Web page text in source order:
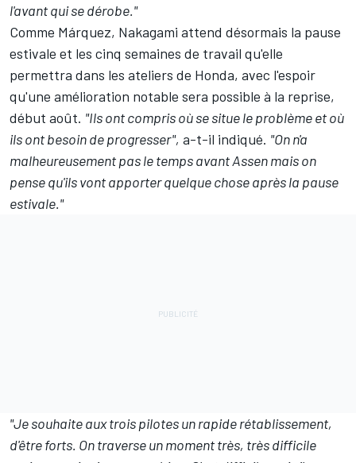
l'avant qui se dérobe."
Comme Márquez, Nakagami attend désormais la pause
estivale et les cinq semaines de travail qu'elle
permettra dans les ateliers de Honda, avec l'espoir
qu'une amélioration notable sera possible à la reprise,
début août. "Ils ont compris où se situe le problème et où
ils ont besoin de progresser", a-t-il indiqué. "On n'a
malheureusement pas le temps avant Assen mais on
pense qu'ils vont apporter quelque chose après la pause
estivale."
"Je souhaite aux trois pilotes un rapide rétablissement,
d'être forts. On traverse un moment très, très difficile